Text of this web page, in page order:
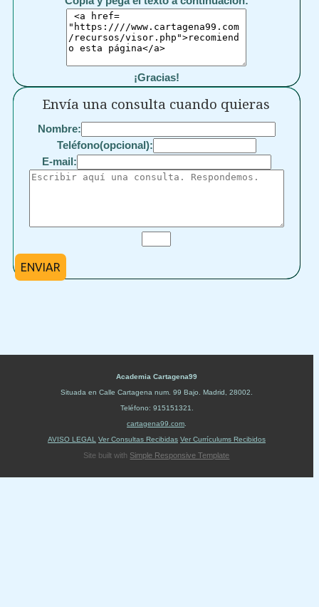
¡Gracias!
Envía una consulta cuando quieras
Nombre:
Teléfono(opcional):
E-mail:
ENVIAR
Academia Cartagena99
Situada en Calle Cartagena num. 99 Bajo Madrid 28002
Teléfono: 915151321
cartagena99.com
AVISO LEGAL
Ver Consultas Recibidas Ver Currículums Recibidos
Site built with Simple Responsive Template